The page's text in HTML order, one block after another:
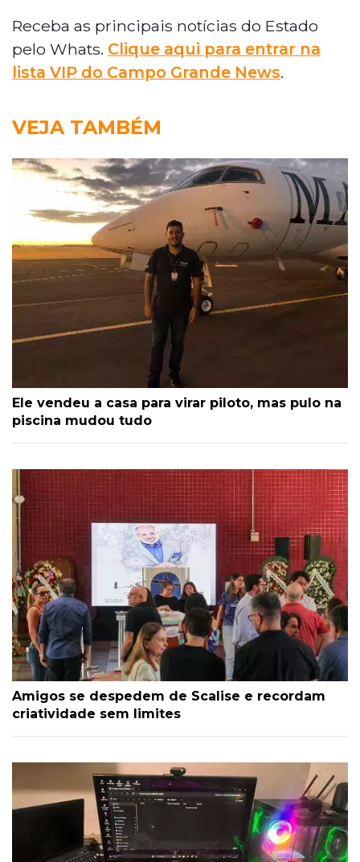
Receba as principais notícias do Estado
pelo Whats. Clique aqui para entrar na
lista VIP do Campo Grande News.
VEJA TAMBÉM
Ele vendeu a casa para virar piloto, mas pulo na
piscina mudou tudo
Amigos se despedem de Scalise e recordam
criatividade sem limites